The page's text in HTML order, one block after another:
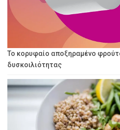
Το κορυφαίο αποξηραμένο
δυσκοιλιότητας